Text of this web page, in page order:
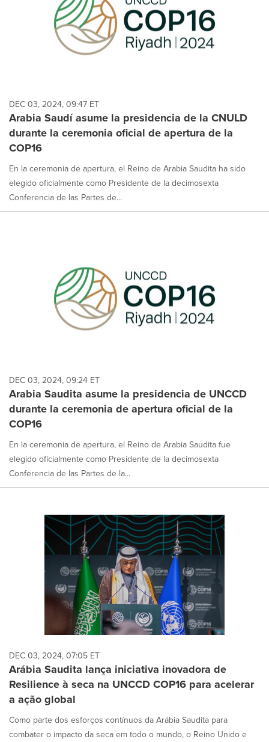
DEC 03, 2024, 09:47 ET
Arabia Saudí asume la presidencia de la CNULD
durante la ceremonia oficial de apertura de la
COP16
En la ceremonia de apertura, el Reino de Arabia Saudita ha sido
elegido oficialmente como Presidente de la decimosexta
Conferencia de las Partes de...
DEC 03, 2024, 09:24 ET
Arabia Saudita asume la presidencia de UNCCD
durante la ceremonia de apertura oficial de la
COP16
En la ceremonia de apertura, el Reino de Arabia Saudita fue
elegido oficialmente como Presidente de la decimosexta
Conferencia de las Partes de la...
DEC 03, 2024, 07:05 ET
Arábia Saudita lança iniciativa inovadora de
Resilience à seca na UNCCD COP16 para acelerar
a ação global
Como parte dos esforços contínuos da Arábia Saudita para
combater o impacto da seca em todo o mundo, o Reino Unido e